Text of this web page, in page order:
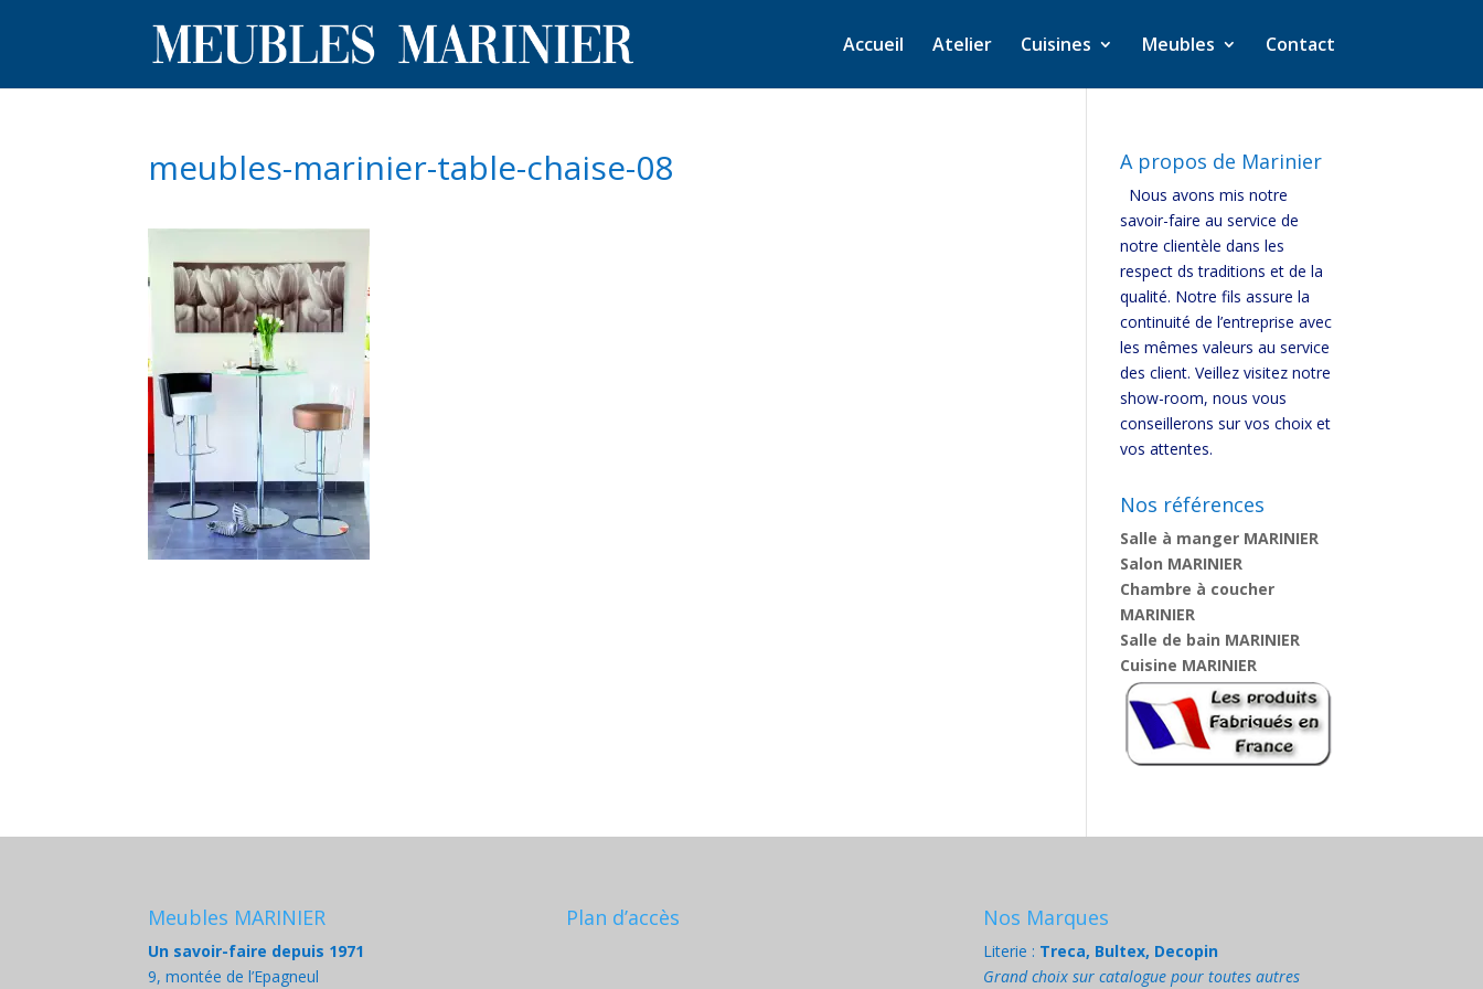
Accueil Atelier Cuisines Meubles Contact
meubles-marinier-table-chaise-08 A propos de Marinier
Nous avons mis notre
savoir-faire au service de
notre clientèle dans les
respect ds traditions et de la
qualité. Notre fils assure la
continuité de l’entreprise avec
les mêmes valeurs au service
des client. Veillez visitez notre
show-room, nous vous
conseillerons sur vos choix et
vos attentes.
Nos références
Salle à manger MARINIER
Salon MARINIER
Chambre à coucher
MARINIER
Salle de bain MARINIER
Cuisine MARINIER
Meubles MARINIER
Un savoir-faire depuis 1971
9, montée de l’Epagneul
Plan d’accès Nos Marques
Literie : Treca, Bultex, Decopin
Grand choix sur catalogue pour toutes autres